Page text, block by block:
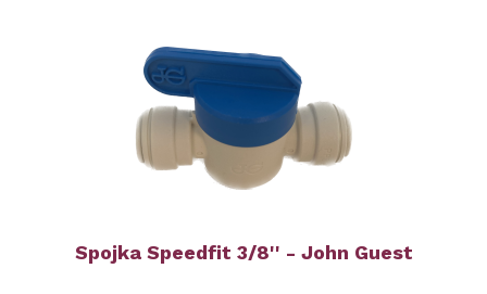
Spojka Speedfit 3/8'' - John Guest